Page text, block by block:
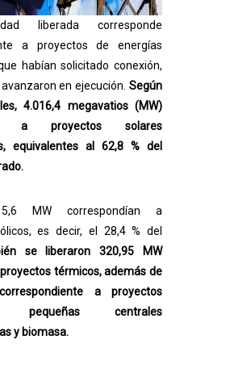
liberada corresponde
a proyectos de energías
habían solicitado conexión,
en ejecución. Según
4.016,4 megavatios (MW)
a proyectos solares
equivalentes al 62,8 % del
MW correspondían a
es decir, el 28,4 % del
se liberaron 320,95 MW
térmicos, además de
a proyectos
pequeñas centrales
y biomasa.